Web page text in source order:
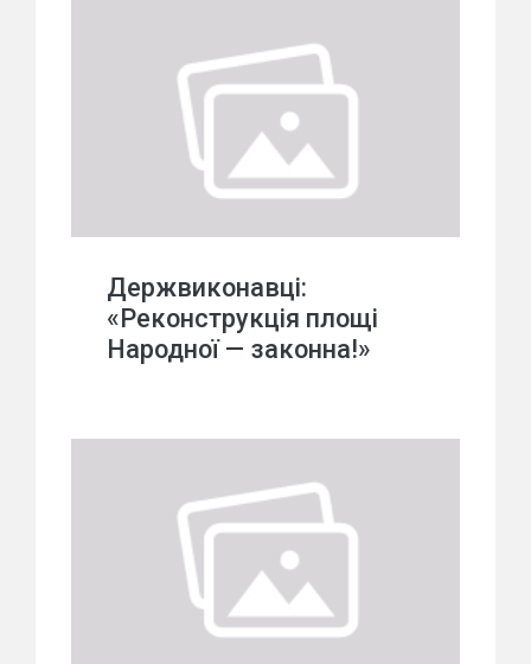
Держвиконавці:
«Реконструкція площі
Народної — законна!»